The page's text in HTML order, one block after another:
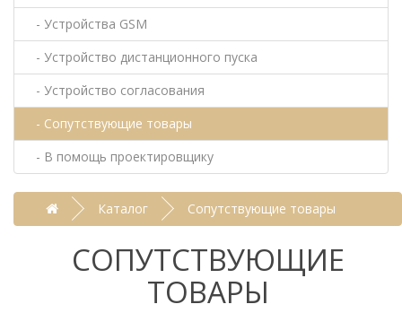
- Устройства GSM
- Устройство дистанционного пуска
- Устройство согласования
- Сопутствующие товары
- В помощь проектировщику
Каталог Сопутствующие товары
СОПУТСТВУЮЩИЕ
ТОВАРЫ